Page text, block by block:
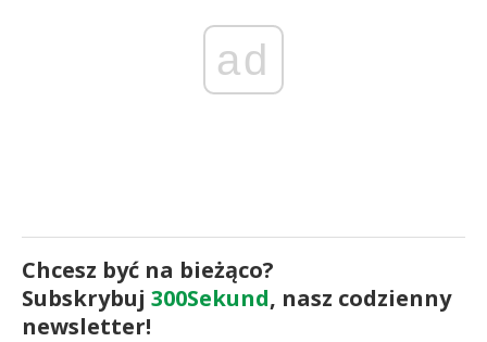
ad
Chcesz być na bieżąco?
Subskrybuj 300Sekund, nasz codzienny
newsletter!